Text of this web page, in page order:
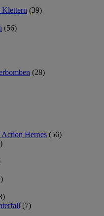
Klettern (39)
(56)
(28)
Heroes (56)
(7)